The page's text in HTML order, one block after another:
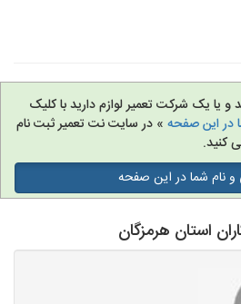
و یا یک شرکت تعمیر لوازم دارید با کلیک
در این صفحه » در سایت نت تعمیر ثبت نام
کنید.
نام شما در این صفحه
استان هرمزگان